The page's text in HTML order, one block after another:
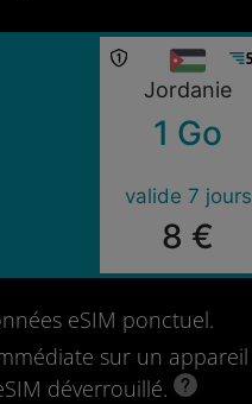
Jordanie
1 Go
valide 7 jours
8 €
eSIM ponctuel.
sur un appareil
déverrouillé.